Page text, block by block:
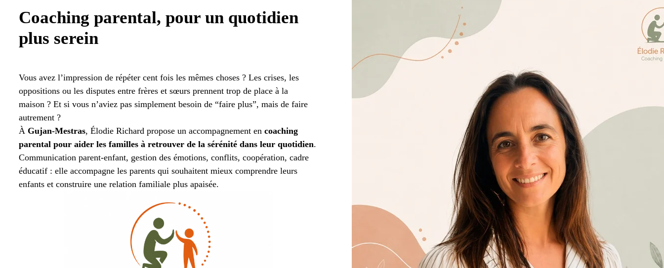
Coaching parental, pour un quotidien
plus serein
Vous avez l’impression de répéter cent fois les mêmes choses ? Les crises, les
oppositions ou les disputes entre frères et sœurs prennent trop de place à la
maison ? Et si vous n’aviez pas simplement besoin de “faire plus”, mais de faire
autrement ?
À Gujan-Mestras, Élodie Richard propose un accompagnement en coaching
parental pour aider les familles à retrouver de la sérénité dans leur quotidien.
Communication parent-enfant, gestion des émotions, conflits, coopération, cadre
éducatif : elle accompagne les parents qui souhaitent mieux comprendre leurs
enfants et construire une relation familiale plus apaisée.